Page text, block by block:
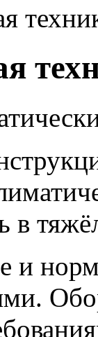
в